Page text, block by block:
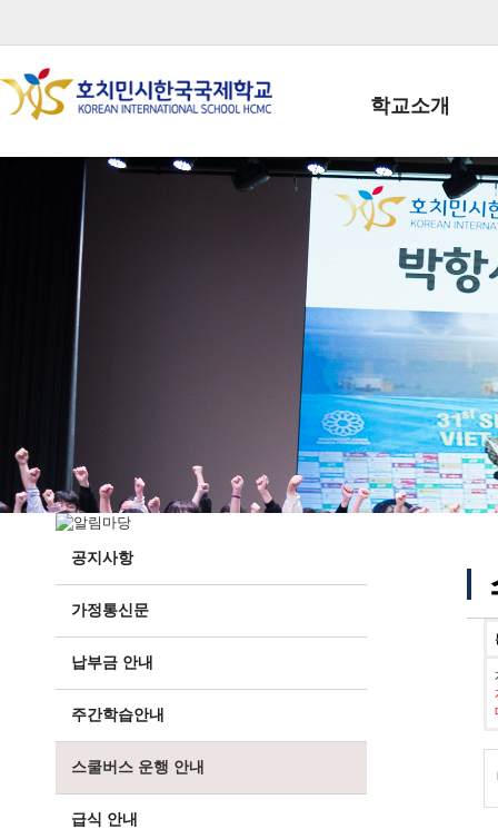
학교소개
학교장인사말
학생회장인사말
학교상징
학교 CI
교직원현황
학생현황
위치/전화
전경사진
공지사항
가정통신문
납부금 안내
주간학습안내
스쿨버스 운행 안내
급식 안내